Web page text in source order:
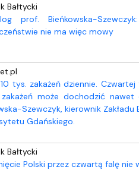
Bałtycki
prof. Bieńkowska-
nie ma więc mowy
tys. zakażeń dziennie.
zakażeń może dochodzić
Szewczyk, kierownik
Gdańskiego.
Bałtycki
Polski przez czwartą falę nie